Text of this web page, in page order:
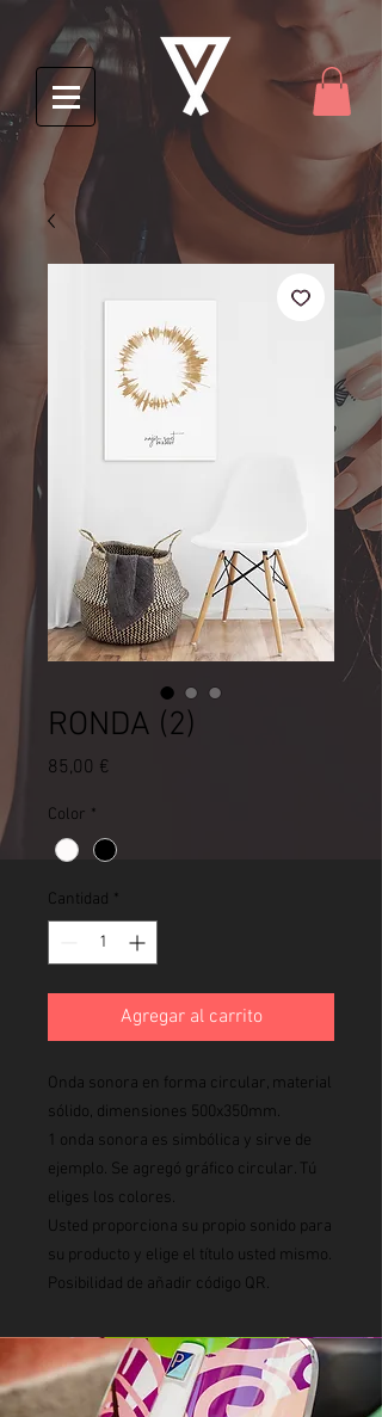
RONDA (2)
85,00 €
Color *
Cantidad *
Agregar al carrito
Onda sonora en forma circular, material
sólido, dimensiones 500x350mm.
1 onda sonora es simbólica y sirve de
ejemplo. Se agregó gráfico circular. Tú
eliges los colores.
Usted proporciona su propio sonido para
su producto y elige el título usted mismo.
Posibilidad de añadir código QR.